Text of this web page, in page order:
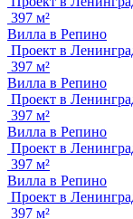
397 м²
Вилла в Репино
Проект в
397 м²
Вилла в Репино
Проект в
397 м²
Вилла в Репино
Проект в
397 м²
Вилла в Репино
Проект в
397 м²